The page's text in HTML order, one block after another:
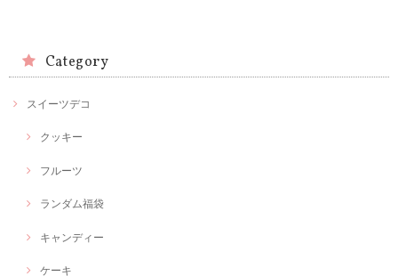
Category
スイーツデコ
クッキー
フルーツ
ランダム福袋
キャンディー
ケーキ